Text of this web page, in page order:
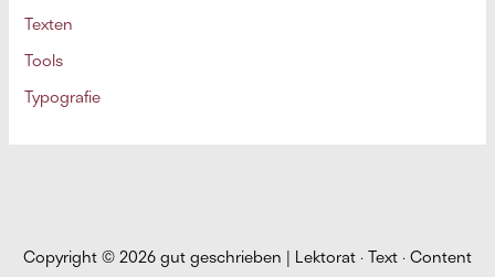
Texten
Tools
Typografie
Copyright © 2026 gut geschrieben | Lektorat · Text · Content